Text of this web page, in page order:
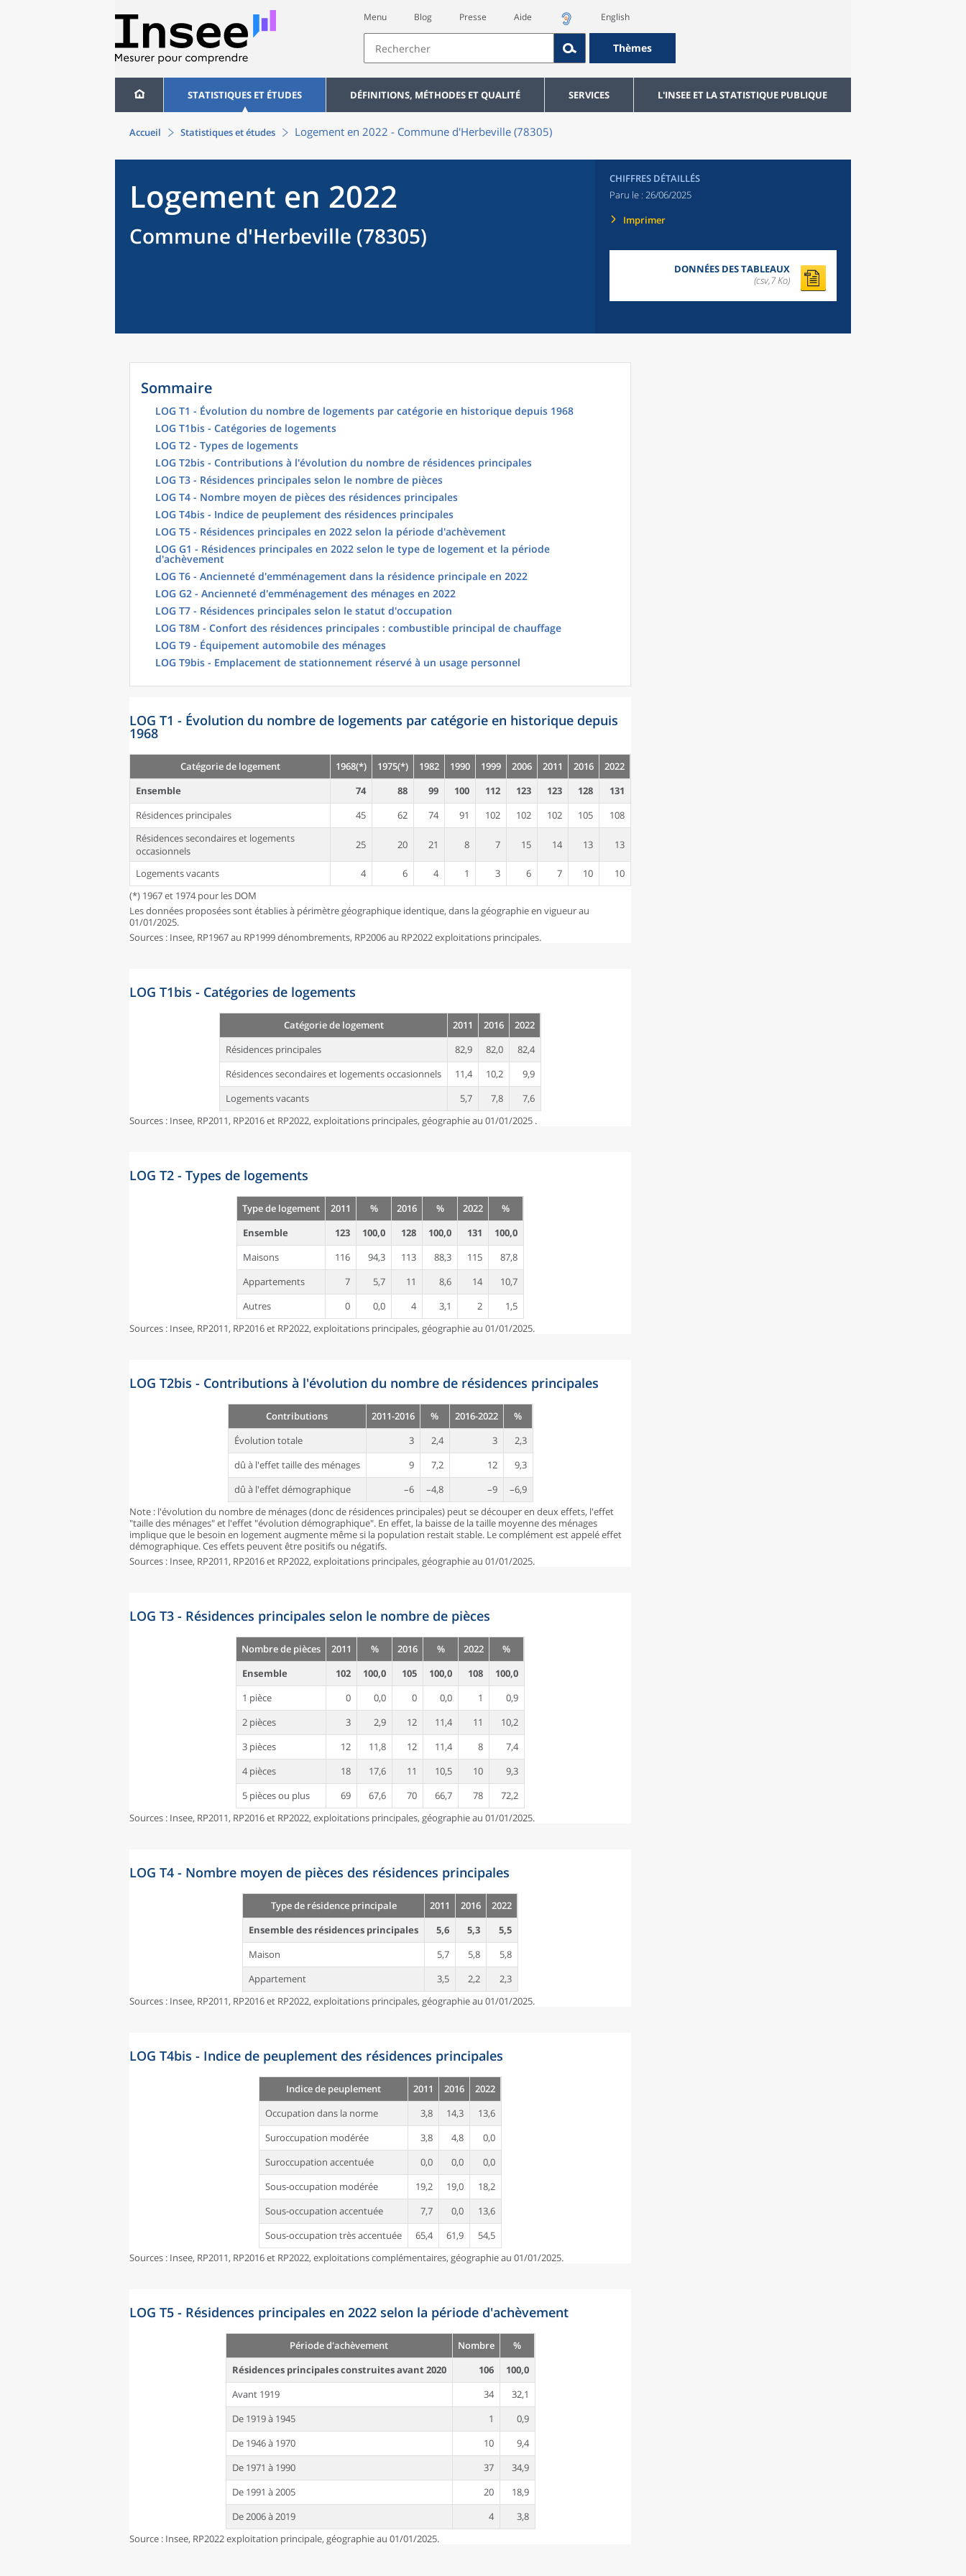
Menu Blog Presse Aide English
Thèmes
STATISTIQUES ET ÉTUDES DÉFINITIONS, MÉTHODES ET QUALITÉ SERVICES L'INSEE ET LA STATISTIQUE PUBLIQUE
Accueil Statistiques et études Logement en 2022 - Commune d'Herbeville (78305)
Logement en 2022
Commune d'Herbeville (78305)
CHIFFRES DÉTAILLÉS
Paru le : 26/06/2025
Imprimer
DONNÉES DES TABLEAUX
(csv,7 Ko)
Sommaire
LOG T1 - Évolution du nombre de logements par catégorie en historique depuis 1968
LOG T1bis - Catégories de logements
LOG T2 - Types de logements
LOG T2bis - Contributions à l'évolution du nombre de résidences principales
LOG T3 - Résidences principales selon le nombre de pièces
LOG T4 - Nombre moyen de pièces des résidences principales
LOG T4bis - Indice de peuplement des résidences principales
LOG T5 - Résidences principales en 2022 selon la période d'achèvement
LOG G1 - Résidences principales en 2022 selon le type de logement et la période
d'achèvement
LOG T6 - Ancienneté d'emménagement dans la résidence principale en 2022
LOG G2 - Ancienneté d'emménagement des ménages en 2022
LOG T7 - Résidences principales selon le statut d'occupation
LOG T8M - Confort des résidences principales : combustible principal de chauffage
LOG T9 - Équipement automobile des ménages
LOG T9bis - Emplacement de stationnement réservé à un usage personnel
LOG T1 - Évolution du nombre de logements par catégorie en historique depuis
1968
Catégorie de logement 1968(*) 1975(*) 1982 1990 1999 2006 2011 2016
2022
Ensemble
74 88 99 100 112 123 123 128
131
Résidences principales
45 62 74 91 102 102 102 105
108
Résidences secondaires et logements
occasionnels
25 20 21 8 7 15 14 13 13
Logements vacants 4 6 4 1 3 6 7 10
10
(*) 1967 et 1974 pour les DOM
Les données proposées sont établies à périmètre géographique identique, dans la géographie en vigueur au
01/01/2025.
Sources : Insee, RP1967 au RP1999 dénombrements, RP2006 au RP2022 exploitations principales.
LOG T1bis - Catégories de logements
Catégorie de logement 2011 2016
2022
Résidences principales
82,9 82,0
82,4
Résidences secondaires et logements occasionnels
11,4 10,2
9,9
Logements vacants
5,7 7,8
7,6
Sources : Insee, RP2011, RP2016 et RP2022, exploitations principales, géographie au 01/01/2025 .
LOG T2 - Types de logements
Type de logement 2011 % 2016 % 2022
%
Ensemble
123 100,0 128 100,0 131
100,0
Maisons
116 94,3 113 88,3 115
87,8
Appartements
7 5,7 11 8,6 14
10,7
Autres
0 0,0 4 3,1 2
1,5
Sources : Insee, RP2011, RP2016 et RP2022, exploitations principales, géographie au 01/01/2025.
LOG T2bis - Contributions à l'évolution du nombre de résidences principales
Contributions 2011-2016 % 2016-2022
%
Évolution totale
3 2,4 3
2,3
dû à l'effet taille des ménages
9 7,2 12
9,3
dû à l'effet démographique
–6 –4,8 –9
–6,9
Note : l'évolution du nombre de ménages (donc de résidences principales) peut se découper en deux effets, l'effet
"taille des ménages" et l'effet "évolution démographique". En effet, la baisse de la taille moyenne des ménages
implique que le besoin en logement augmente même si la population restait stable. Le complément est appelé effet
démographique. Ces effets peuvent être positifs ou négatifs.
Sources : Insee, RP2011, RP2016 et RP2022, exploitations principales, géographie au 01/01/2025.
LOG T3 - Résidences principales selon le nombre de pièces
Nombre de pièces 2011 % 2016 % 2022
%
Ensemble
102 100,0 105 100,0 108
100,0
1 pièce
0 0,0 0 0,0 1
0,9
2 pièces
3 2,9 12 11,4 11
10,2
3 pièces
12 11,8 12 11,4 8
7,4
4 pièces
18 17,6 11 10,5 10
9,3
5 pièces ou plus
69 67,6 70 66,7 78
72,2
Sources : Insee, RP2011, RP2016 et RP2022, exploitations principales, géographie au 01/01/2025.
LOG T4 - Nombre moyen de pièces des résidences principales
Type de résidence principale 2011 2016
2022
Ensemble des résidences principales
5,6 5,3
5,5
Maison
5,7 5,8
5,8
Appartement
3,5 2,2
2,3
Sources : Insee, RP2011, RP2016 et RP2022, exploitations principales, géographie au 01/01/2025.
LOG T4bis - Indice de peuplement des résidences principales
Indice de peuplement 2011 2016
2022
Occupation dans la norme
3,8 14,3
13,6
Suroccupation modérée
3,8 4,8
0,0
Suroccupation accentuée
0,0 0,0
0,0
Sous-occupation modérée
19,2 19,0
18,2
Sous-occupation accentuée
7,7 0,0
13,6
Sous-occupation très accentuée
65,4 61,9
54,5
Sources : Insee, RP2011, RP2016 et RP2022, exploitations complémentaires, géographie au 01/01/2025.
LOG T5 - Résidences principales en 2022 selon la période d'achèvement
Période d'achèvement Nombre
%
Résidences principales construites avant 2020
106
100,0
Avant 1919
34
32,1
De 1919 à 1945
1
0,9
De 1946 à 1970
10
9,4
De 1971 à 1990
37
34,9
De 1991 à 2005
20
18,9
De 2006 à 2019
4
3,8
Source : Insee, RP2022 exploitation principale, géographie au 01/01/2025.